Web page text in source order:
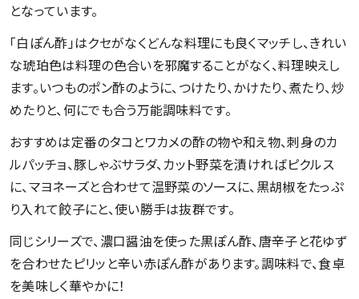
となっています。
「白ぽん酢」はクセがなくどんな料理にも良くマッチし、きれい
な琥珀色は料理の色合いを邪魔することがなく、料理映えし
ます。いつものポン酢のように、つけたり、かけたり、煮たり、炒
めたりと、何にでも合う万能調味料です。
おすすめは定番のタコとワカメの酢の物や和え物、刺身のカ
ルパッチョ、豚しゃぶサラダ、カット野菜を漬ければピクルス
に、マヨネーズと合わせて温野菜のソースに、黒胡椒をたっぷ
り入れて餃子にと、使い勝手は抜群です。
同じシリーズで、濃口醤油を使った黒ぽん酢、唐辛子と花ゆず
を合わせたピリッと辛い赤ぽん酢があります。調味料で、食卓
を美味しく華やかに！